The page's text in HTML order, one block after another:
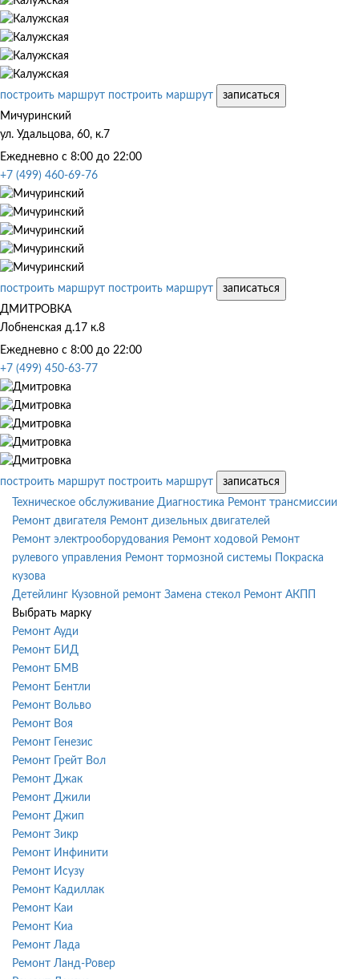
построить маршрут построить маршрут
записаться
Мичуринский
ул. Удальцова, 60, к.7
Ежедневно с 8:00 до 22:00
+7 (499) 460-69-76
построить маршрут построить маршрут
записаться
ДМИТРОВКА
Лобненская д.17 к.8
Ежедневно с 8:00 до 22:00
+7 (499) 450-63-77
построить маршрут построить маршрут
записаться
Техническое обслуживание Диагностика Ремонт трансмиссии
Ремонт двигателя Ремонт дизельных двигателей
Ремонт электрооборудования Ремонт ходовой Ремонт
рулевого управления Ремонт тормозной системы
Покраска
кузова
Детейлинг Кузовной ремонт Замена стекол Ремонт АКПП
Выбрать марку
Ремонт Ауди
Ремонт БИД
Ремонт БМВ
Ремонт Бентли
Ремонт Вольво
Ремонт Воя
Ремонт Генезис
Ремонт Грейт Вол
Ремонт Джак
Ремонт Джили
Ремонт Джип
Ремонт Зикр
Ремонт Инфинити
Ремонт Исузу
Ремонт Кадиллак
Ремонт Каи
Ремонт Киа
Ремонт Лада
Ремонт Ланд-Ровер